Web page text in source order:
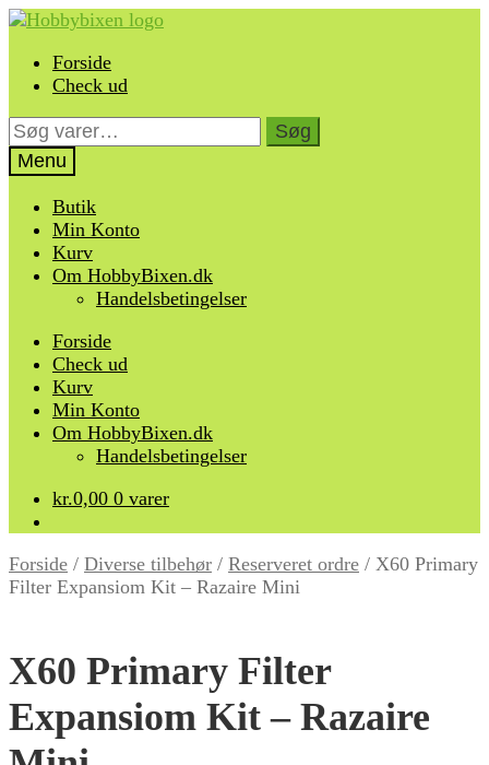
Spring
navigation
Spring
indholdForside
Check ud
Søg
efter:
Søg
Menu
Butik
Min Konto
Kurv
Om HobbyBixen.dk
Handelsbetingelser
Forside
Check ud
Kurv
Min Konto
Om HobbyBixen.dk
Handelsbetingelser
kr.0,00 0 varer
Forside / Diverse tilbehør / Reserveret ordre / X60 Primary
Filter Expansiom Kit – Razaire Mini
X60 Primary Filter
Expansiom Kit – Razaire